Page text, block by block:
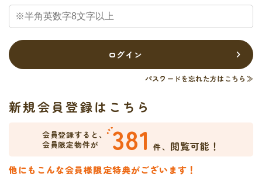
ログイン
パスワードを忘れた方はこちら≫
新規会員登録はこちら
会員登録すると、
会員限定物件が
381 件、 閲覧可能！
他にもこんな会員様限定特典がございます！